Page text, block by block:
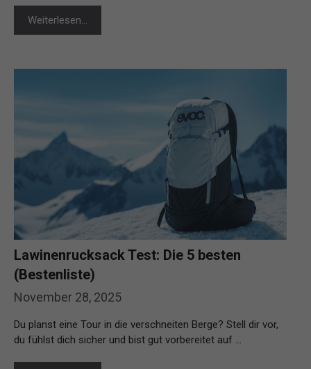
Weiterlesen…
November 28, 2025
Lawinenrucksack Test: Die 5 besten
(Bestenliste)
Du planst eine Tour in die verschneiten Berge? Stell dir vor,
du fühlst dich sicher und bist gut vorbereitet auf …